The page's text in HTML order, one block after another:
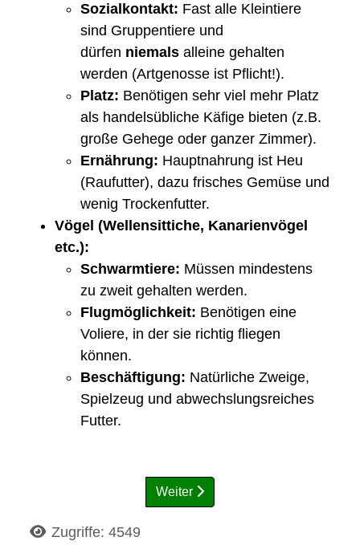
Sozialkontakt: Fast alle Kleintiere
sind Gruppentiere und
dürfen niemals alleine gehalten
werden (Artgenosse ist Pflicht!).
Platz: Benötigen sehr viel mehr Platz
als handelsübliche Käfige bieten (z.B.
große Gehege oder ganzer Zimmer).
Ernährung: Hauptnahrung ist Heu
(Raufutter), dazu frisches Gemüse und
wenig Trockenfutter.
Vögel (Wellensittiche, Kanarienvögel
etc.):
Schwarmtiere: Müssen mindestens
zu zweit gehalten werden.
Flugmöglichkeit: Benötigen eine
Voliere, in der sie richtig fliegen
können.
Beschäftigung: Natürliche Zweige,
Spielzeug und abwechslungsreiches
Futter.
Weiter
DetailsZugriffe: 4549